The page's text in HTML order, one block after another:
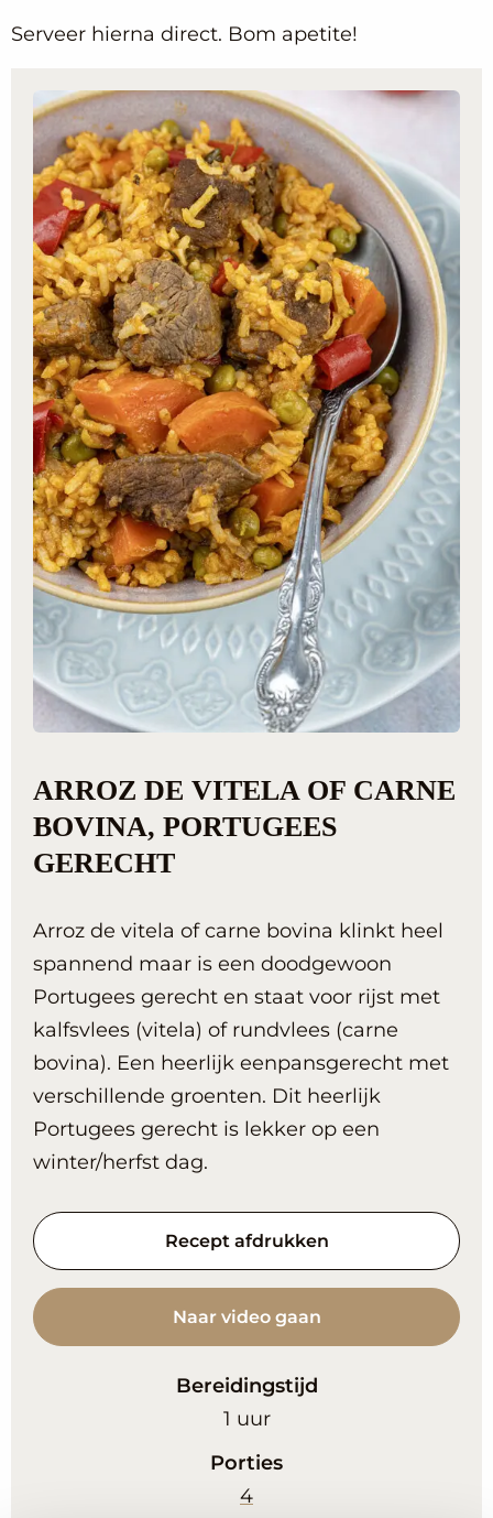
Serveer hierna direct. Bom apetite!
ARROZ DE VITELA OF CARNE
BOVINA, PORTUGEES
GERECHT
Arroz de vitela of carne bovina klinkt heel
spannend maar is een doodgewoon
Portugees gerecht en staat voor rijst met
kalfsvlees (vitela) of rundvlees (carne
bovina). Een heerlijk eenpansgerecht met
verschillende groenten. Dit heerlijk
Portugees gerecht is lekker op een
winter/herfst dag.
Recept afdrukken
Naar video gaan
Bereidingstijd
1 uur
uur
Porties
4